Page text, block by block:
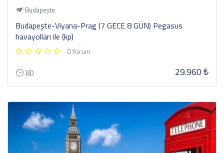
Budapeşte
Budapeşte-Viyana-Prag (7 GECE 8 GÜN) Pegasus
havayolları ile (kp)
0 Yorum
8D 29.960 ₺